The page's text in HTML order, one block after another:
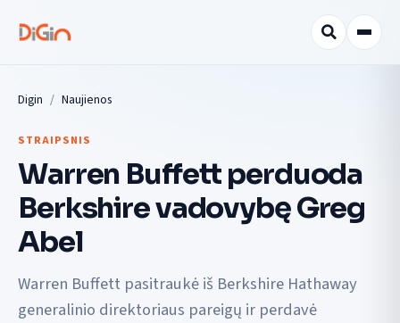
Digin Naujienos
STRAIPSNIS
Warren Buffett perduoda
Berkshire vadovybę Greg
Abel
Warren Buffett pasitraukė iš Berkshire Hathaway
generalinio direktoriaus pareigų ir perdavė